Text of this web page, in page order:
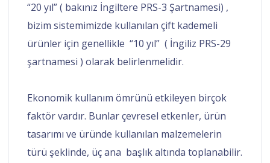
“20 yıl” ( bakınız İngiltere PRS-3 Şartnamesi) ,
bizim sistemimizde kullanılan çift kademeli
ürünler için genellikle “10 yıl” ( İngiliz PRS-29
şartnamesi ) olarak belirlenmelidir.
Ekonomik kullanım ömrünü etkileyen birçok
faktör vardır. Bunlar çevresel etkenler, ürün
tasarımı ve üründe kullanılan malzemelerin
türü şeklinde, üç ana başlık altında toplanabilir.